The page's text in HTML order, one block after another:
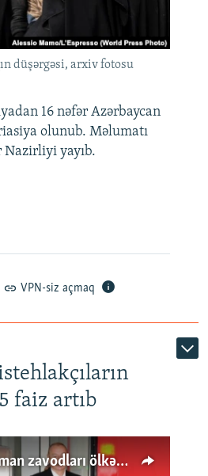
düşərgəsi, arxiv fotosu
16 nəfər Azərbaycan
olunub. Məlumatı
yayıb.
VPN-siz açmaq
faiz artıb
Ard-arda açılan dərman zavodları ölkənin tələbatını ödəyirmi?